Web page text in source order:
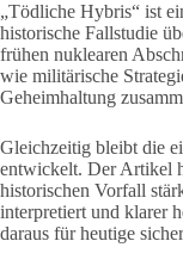
„Tödliche Hybris“ ist
historische Fallstudie
frühen nuklearen
wie militärische
Geheimhaltung
Gleichzeitig bleibt die
entwickelt. Der Artikel
historischen Vorfall
interpretiert und klarer
daraus für heutige